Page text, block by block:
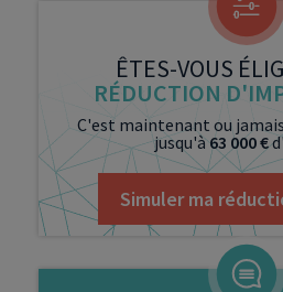
de prêt immobilier
son crédit immobilier
PEA
Loi Madelin
SCPI
Comment réaliser son
Le guide de la loi
Simulation prêt immobilier
Nos vidéos
Nos Podcasts
ÊTES-VOUS
RÉDUCTION
C'est maintenant ou
jusqu'à63 000 €
Simuler ma